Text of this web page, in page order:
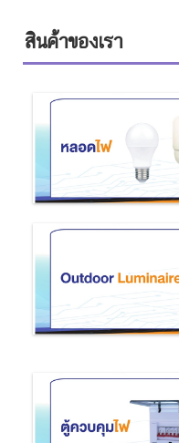
สินค้าของเรา